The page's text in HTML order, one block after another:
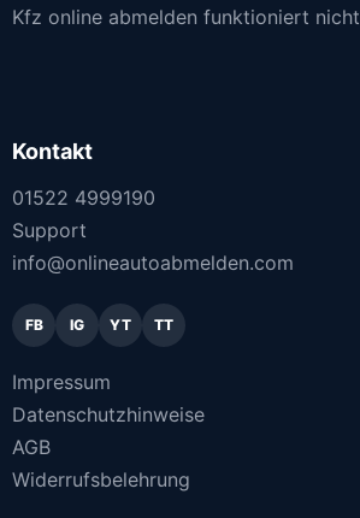
Kfz online abmelden funktioniert nicht
Kontakt
01522 4999190
Support
info@onlineautoabmelden.com
FB IG YT TT
Impressum
Datenschutzhinweise
AGB
Widerrufsbelehrung